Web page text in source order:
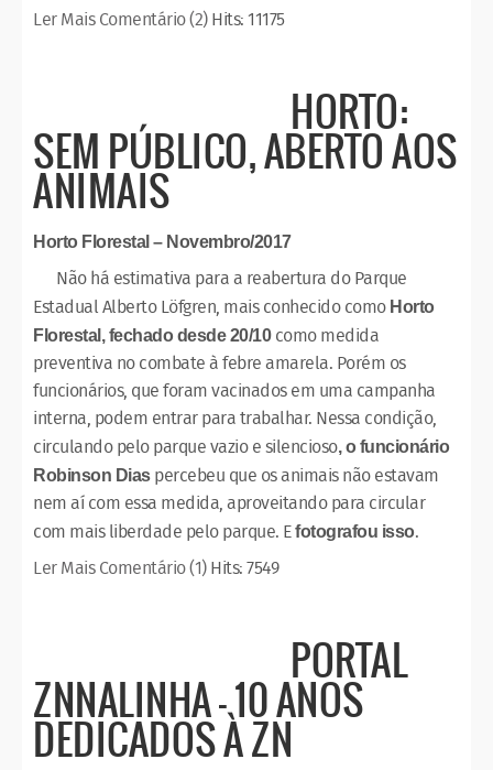
Ler Mais Comentário (2)Hits: 11175
HORTO:
SEM PÚBLICO, ABERTO AOS
ANIMAIS
Horto Florestal – Novembro/2017
Não há estimativa para a reabertura do Parque
Estadual Alberto Löfgren, mais conhecido como Horto
Florestal, fechado desde 20/10como medida
preventiva no combate à febre amarela. Porém os
funcionários, que foram vacinados em uma campanha
interna, podem entrar para trabalhar. Nessa condição,
circulando pelo parque vazio e silencioso, o funcionário
Robinson Diaspercebeu que os animais não estavam
nem aí com essa medida, aproveitando para circular
com mais liberdade pelo parque. Efotografou isso.
Ler Mais Comentário (1)Hits: 7549
PORTAL
ZNNALINHA – 10 ANOS
DEDICADOS À ZN